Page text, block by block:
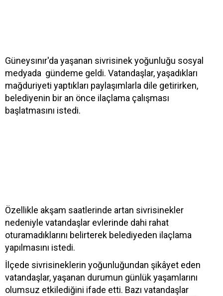
Güneysınır'da yaşanan sivrisinek yoğunluğu sosyal
medyada gündeme geldi. Vatandaşlar, yaşadıkları
mağduriyeti yaptıkları paylaşımlarla dile getirirken,
belediyenin bir an önce ilaçlama çalışması
başlatmasını istedi.
Özellikle akşam saatlerinde artan sivrisinekler
nedeniyle vatandaşlar evlerinde dahi rahat
oturamadıklarını belirterek belediyeden ilaçlama
yapılmasını istedi.
İlçede sivrisineklerin yoğunluğundan şikâyet eden
vatandaşlar, yaşanan durumun günlük yaşamlarını
olumsuz etkilediğini ifade etti. Bazı vatandaşlar